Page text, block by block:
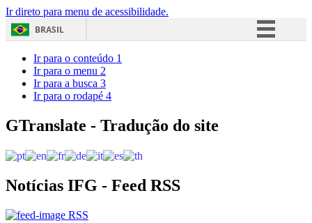
Ir direto para menu de acessibilidade.
BRASIL
Acesso à informação
Ir para o conteúdo 1
Ir para o menu 2
Ir para a busca 3
Ir para o rodapé 4
GTranslate - Tradução do site
Notícias IFG - Feed RSS
RSS